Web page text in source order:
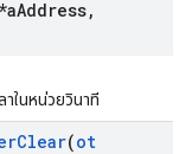
*aAddress,
ในหน่วยวินาที
Clear(ot